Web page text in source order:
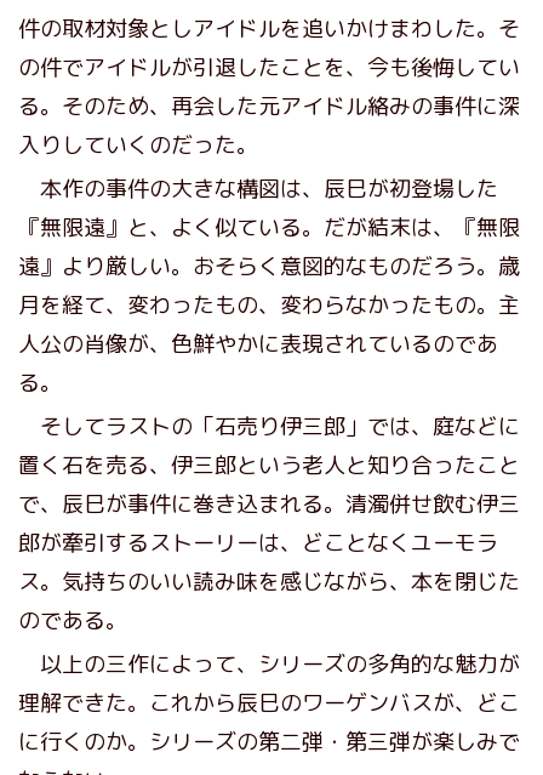
件の取材対象としアイドルを追いかけまわした。そ
の件でアイドルが引退したことを、今も後悔してい
る。そのため、再会した元アイドル絡みの事件に深
入りしていくのだった。
本作の事件の大きな構図は、辰巳が初登場した
『無限遠』と、よく似ている。だが結末は、『無限
遠』より厳しい。おそらく意図的なものだろう。歳
月を経て、変わったもの、変わらなかったもの。主
人公の肖像が、色鮮やかに表現されているのであ
る。
そしてラストの「石売り伊三郎」では、庭などに
置く石を売る、伊三郎という老人と知り合ったこと
で、辰巳が事件に巻き込まれる。清濁併せ飲む伊三
郎が牽引するストーリーは、どことなくユーモラ
ス。気持ちのいい読み味を感じながら、本を閉じた
のである。
以上の三作によって、シリーズの多角的な魅力が
理解できた。これから辰巳のワーゲンバスが、どこ
に行くのか。シリーズの第二弾・第三弾が楽しみで